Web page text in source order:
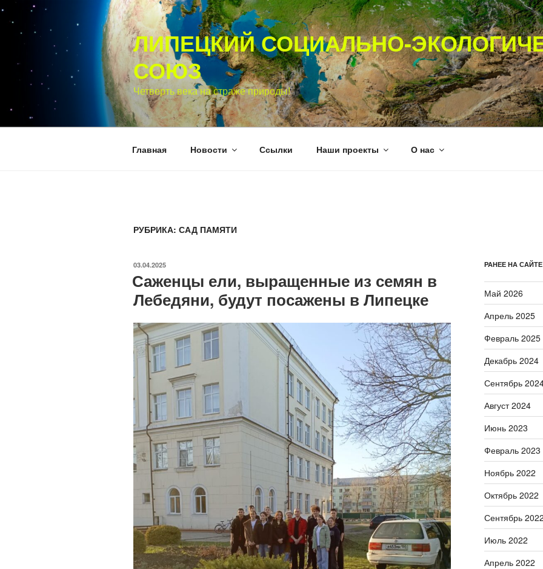
Перейти
содержимому
ЛИПЕЦКИЙ СОЦИАЛЬНО-
СОЮЗ
Четверть века на страже природы!
Главная Новости Ссылки Наши проекты О нас
РУБРИКА: САД ПАМЯТИ
ОПУБЛИКОВАНО
03.04.2025
Саженцы ели, выращенные из семян в
Лебедяни, будут посажены в Липецке
РАНЕЕ НА САЙТЕ
Май 2026
Апрель 2025
Февраль 2025
Декабрь 2024
Сентябрь
Август 2024
Июнь 2023
Февраль 2023
Ноябрь 2022
Октябрь 2022
Сентябрь
Июль 2022
Апрель 2022